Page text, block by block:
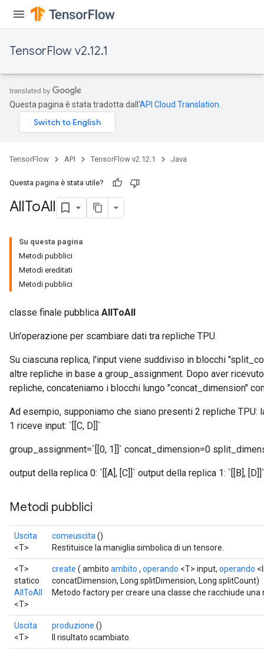
TensorFlow v2.12.1
Questa pagina è stata tradotta dall'API Cloud Translation
TensorFlow API TensorFlow v2.12.1 Java
Questa pagina è stata utile?
AllToAll
Su questa pagina
Metodi pubblici
Metodi ereditati
Metodi pubblici
classe finale pubblica AllToAll
Un'operazione per scambiare dati tra repliche TPU.
Su ciascuna replica, l'input viene suddiviso in blocchi
altre repliche in base a group_assignment. Dopo aver
repliche, concateniamo i blocchi lungo "concat_dimension"
Ad esempio, supponiamo che siano presenti 2 repliche TPU:
1 riceve input: `[[C, D]]`
group_assignment=`[[0, 1]]` concat_dimension=0
output della replica 0: `[[A], [C]]` output della replica 1: `[[B], [D]]`
Metodi pubblici
Uscita
<T>
comeuscita ()
Restituisce la maniglia simbolica di un tensore.
<T>
statico
AllToAll
<T>
create ( ambito ambito , operando <T> input, operando
concatDimension, Long splitDimension, Long splitCount)
Metodo factory per creare una classe che racchiude
Uscita
<T>
produzione ()
Il risultato scambiato.